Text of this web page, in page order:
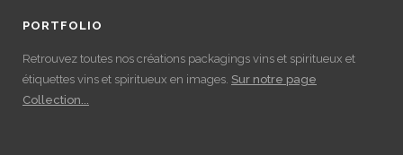
PORTFOLIO
Retrouvez toutes nos créations packagings vins et spiritueux et
étiquettes vins et spiritueux en images. Sur notre page
Collection...